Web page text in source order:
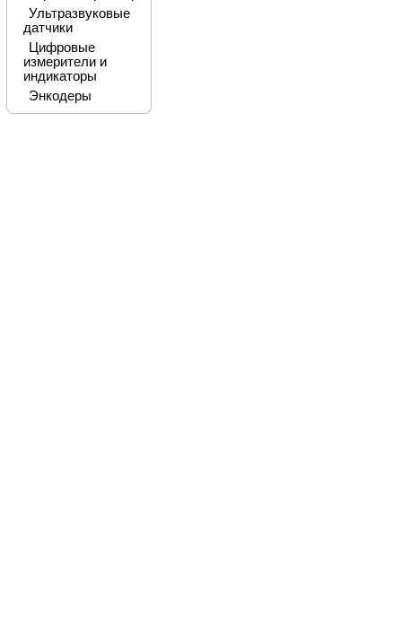
Ультразвуковые
датчики
Цифровые
измерители и
индикаторы
Энкодеры